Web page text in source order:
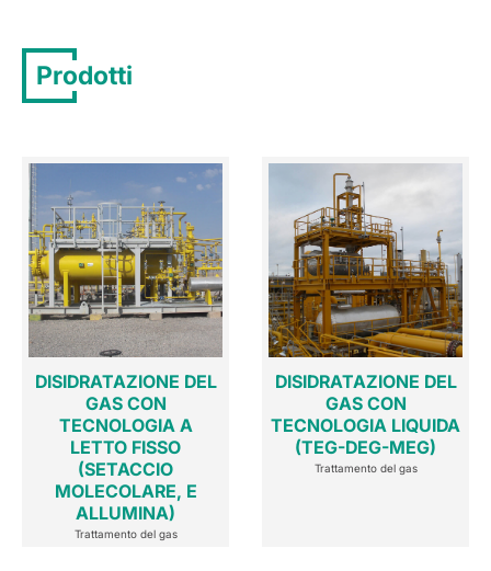
Prodotti
DISIDRATAZIONE DEL
GAS CON
TECNOLOGIA A
LETTO FISSO
(SETACCIO
MOLECOLARE, E
ALLUMINA)
Trattamento del gas
DISIDRATAZIONE DEL
GAS CON
TECNOLOGIA LIQUIDA
(TEG-DEG-MEG)
Trattamento del gas